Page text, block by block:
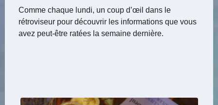
Comme chaque lundi, un coup d’œil dans le
rétroviseur pour découvrir les informations que vous
avez peut-être ratées la semaine dernière.